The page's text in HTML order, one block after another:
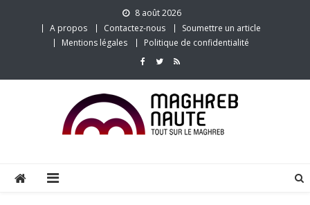
8 août 2026
A propos
Contactez-nous
Soumettre un article
Mentions légales
Politique de confidentialité